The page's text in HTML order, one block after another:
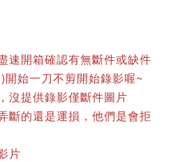
速開箱確認有無斷件或缺件
始一刀不剪開始錄影喔~
沒提供錄影僅斷件圖片
斷的還是運損，他們是會拒
片